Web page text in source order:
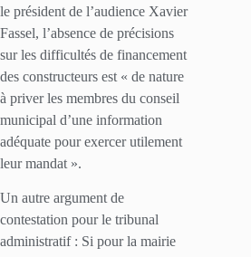
le président de l’audience Xavier
Fassel, l’absence de précisions
sur les difficultés de financement
des constructeurs est « de nature
à priver les membres du conseil
municipal d’une information
adéquate pour exercer utilement
leur mandat ».
Un autre argument de
contestation pour le tribunal
administratif : Si pour la mairie